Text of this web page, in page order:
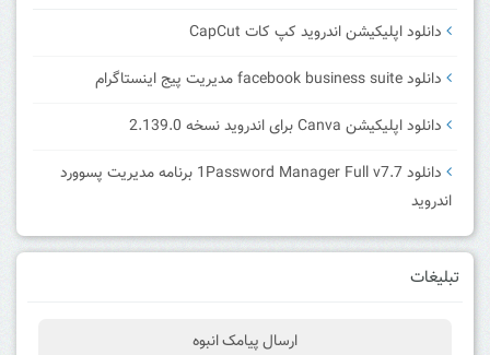
دانلود اپلیکیشن اندروید کپ کات CapCut
دانلود facebook business suite مدیریت پیج اینستاگرام
دانلود اپلیکیشن Canva برای اندروید نسخه 2.139.0
دانلود 1Password Manager Full v7.7 برنامه مدیریت پسوورد
اندروید
تبلیغات
ارسال پیامک انبوه